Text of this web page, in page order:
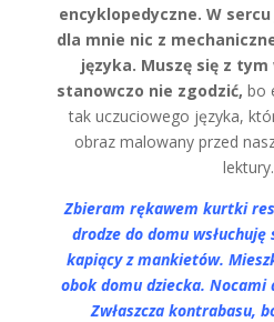
encyklopedyczne. W
dla mnie nic z
języka. Muszę się z
stanowczo nie zgodzić, bo
tak uczuciowego języka,
obraz malowany przed
lektury.
Zbieram rękawem kurtki
drodze do domu
kapiący z mankietów.
obok domu dziecka.
Zwłaszcza kontrabasu,